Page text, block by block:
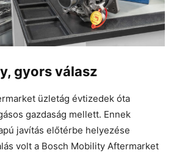
gyors válasz
üzletág évtizedek óta
gazdaság mellett. Ennek
javítás előtérbe helyezése
volt a Bosch Mobility Aftermarket